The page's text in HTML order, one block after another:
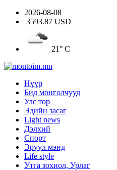
2026-08-08
3593.87 USD
21° C
Нүүр
Бид монголчууд
Улс төр
Эдийн засаг
Light news
Дэлхий
Спорт
Эрүүл мэнд
Life style
Утга зохиол, Урлаг